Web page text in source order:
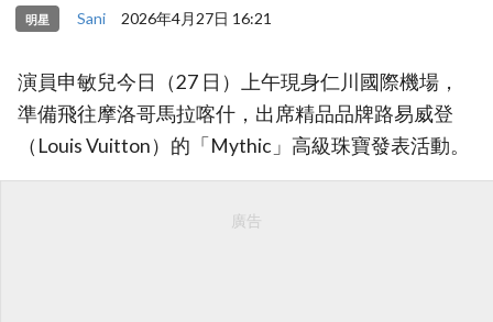
明星 Sani 2026年4月27日 16:21
演員申敏兒今日（27 日）上午現身仁川國際機場，
準備飛往摩洛哥馬拉喀什，出席精品品牌路易威登
（Louis Vuitton）的「Mythic」高級珠寶發表活動。
廣告